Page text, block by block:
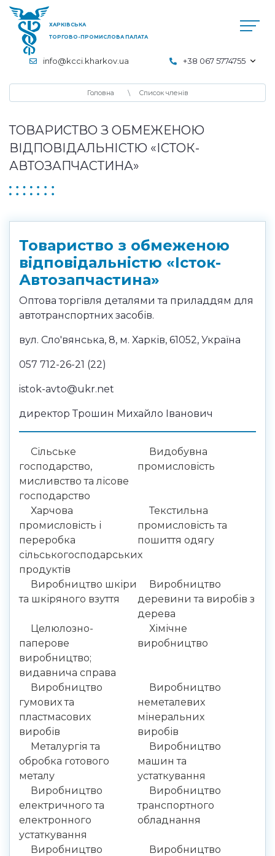
ХАРКІВСЬКА
ТОРГОВО-ПРОМИСЛОВА ПАЛАТА
info@kcci.kharkov.ua +38 067 5774755
Головна Список членів
ТОВАРИСТВО З ОБМЕЖЕНОЮ
ВІДПОВІДАЛЬНІСТЮ «ІСТОК-
АВТОЗАПЧАСТИНА»
Товариство з обмеженою
відповідальністю «Істок-
Автозапчастина»
Оптова торгівля деталями та приладдям для
автотранспортних засобів.
вул. Сло'вянська, 8, м. Харків, 61052, Україна
057 712-26-21 (22)
istok-avto@ukr.net
директор Трошин Михайло Іванович
Сільське
господарство,
мисливство та лісове
господарство
Видобувна
промисловість
Харчова
промисловість і
переробка
сільськогосподарських
продуктів
Текстильна
промисловість та
пошиття одягу
Виробництво шкіри
та шкіряного взуття
Виробництво
деревини та виробів з
дерева
Целюлозно-
паперове
виробництво;
видавнича справа
Хімічне
виробництво
Виробництво
гумових та
пластмасових
виробів
Виробництво
неметалевих
мінеральних
виробів
Металургія та
обробка готового
металу
Виробництво
машин та
устаткування
Виробництво
електричного та
електронного
устаткування
Виробництво
транспортного
обладнання
Виробництво
Виробництво